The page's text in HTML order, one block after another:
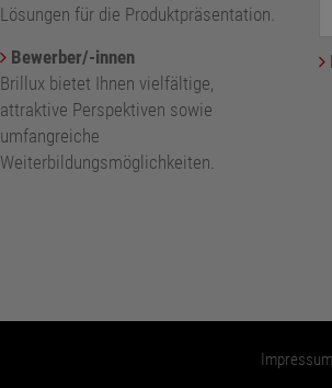
Lösungen für die Produktpräsentation.
Bewerber/-innen
Brillux bietet Ihnen vielfältige,
attraktive Perspektiven sowie
umfangreiche
Weiterbildungsmöglichkeiten.
Impressum